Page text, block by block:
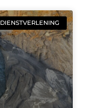
DIENSTVERLENING